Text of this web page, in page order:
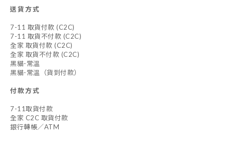
送貨方式
7-11 取貨付款 (C2C)
7-11 取貨不付款 (C2C)
全家 取貨付款 (C2C)
全家 取貨不付款 (C2C)
黑貓-常溫
黑貓-常溫（貨到付款）
付款方式
7-11取貨付款
全家 C2C 取貨付款
銀行轉帳／ATM